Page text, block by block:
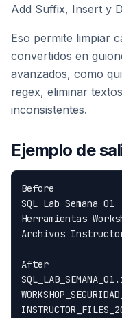
Add Suffix, Insert y
Eso permite limpiar
convertidos en
avanzados, como
regex, eliminar
inconsistentes.
Ejemplo de
Before
SQL Lab Semana 01
Herramientas
Archivos
After